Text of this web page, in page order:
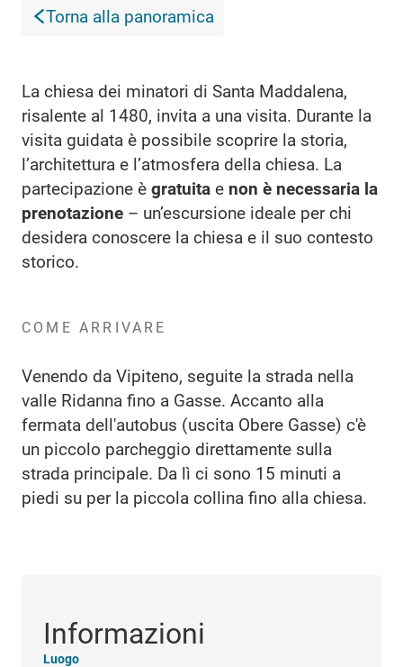
Torna alla panoramica
La chiesa dei minatori di Santa Maddalena,
risalente al 1480, invita a una visita. Durante la
visita guidata è possibile scoprire la storia,
l’architettura e l’atmosfera della chiesa. La
partecipazione è gratuita e non è necessaria la
prenotazione – un’escursione ideale per chi
desidera conoscere la chiesa e il suo contesto
storico.
COME ARRIVARE
Venendo da Vipiteno, seguite la strada nella
valle Ridanna fino a Gasse. Accanto alla
fermata dell'autobus (uscita Obere Gasse) c'è
un piccolo parcheggio direttamente sulla
strada principale. Da lì ci sono 15 minuti a
piedi su per la piccola collina fino alla chiesa.
Informazioni
Luogo